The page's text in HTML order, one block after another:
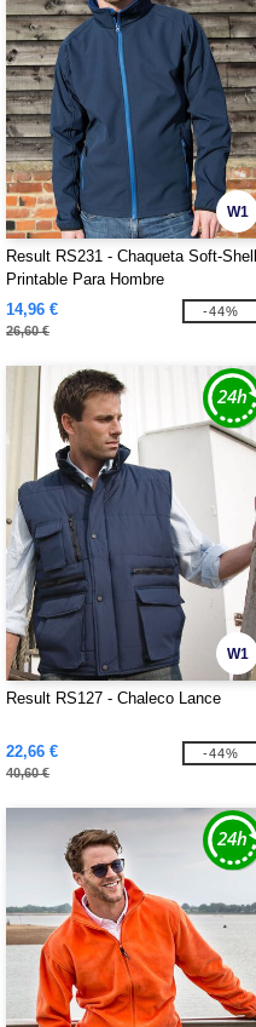
W1
Result RS231 - Chaqueta Soft-Shell
Printable Para Hombre
14,96 €
26,60 €
-44%
W1
Result RS127 - Chaleco Lance
22,66 €
40,60 €
-44%